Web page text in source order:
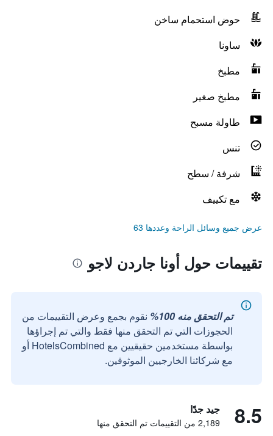
حوض استحمام ساخن
ساونا
مطبخ
مطبخ صغير
طاولة مسبح
تنس
شرفة / سطح
مع تكييف
عرض جميع وسائل الراحة وعددها 63
تقييمات حول أونا جاردن لاجو
تم التحقق منه 100%
نقوم بجمع وعرض التقييمات من
الحجوزات التي تم التحقق منها فقط والتي تم إجراؤها
بواسطة مستخدمين حقيقيين مع HotelsCombined أو
مع شركائنا الخارجيين الموثوقين.
8.5 جيد جدًا
2,189 من التقييمات تم التحقق منها